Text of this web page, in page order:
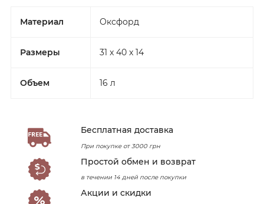
Материал Оксфорд
Размеры 31 x 40 x 14
Объем 16 л
Бесплатная доставка
При покупке от 3000 грн
Простой обмен и возврат
в течении 14 дней после покупки
Акции и скидки